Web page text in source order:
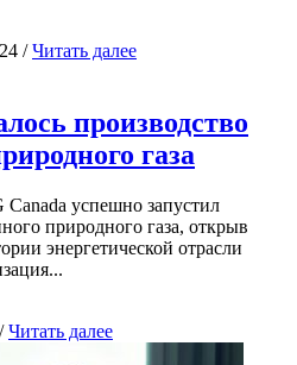
/Читать далее
производство
газа
успешно запустил
природного газа, открыв
энергетической отрасли
Читать далее